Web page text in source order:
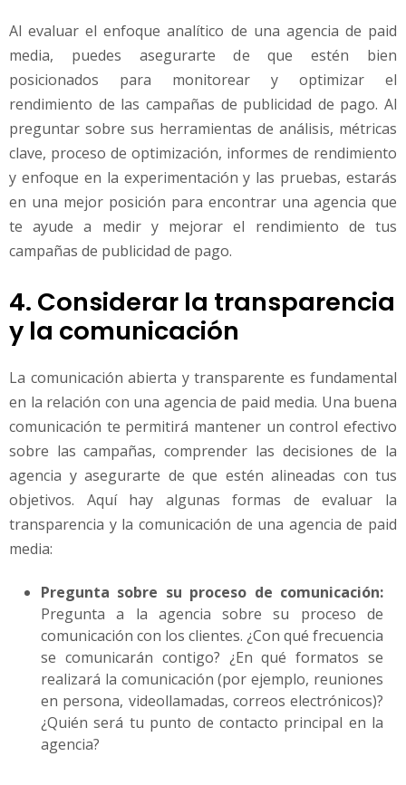
Al evaluar el enfoque analítico de una agencia de paid
media, puedes asegurarte de que estén bien
posicionados para monitorear y optimizar el
rendimiento de las campañas de publicidad de pago. Al
preguntar sobre sus herramientas de análisis, métricas
clave, proceso de optimización, informes de rendimiento
y enfoque en la experimentación y las pruebas, estarás
en una mejor posición para encontrar una agencia que
te ayude a medir y mejorar el rendimiento de tus
campañas de publicidad de pago.
4. Considerar la transparencia
y la comunicación
La comunicación abierta y transparente es fundamental
en la relación con una agencia de paid media. Una buena
comunicación te permitirá mantener un control efectivo
sobre las campañas, comprender las decisiones de la
agencia y asegurarte de que estén alineadas con tus
objetivos. Aquí hay algunas formas de evaluar la
transparencia y la comunicación de una agencia de paid
media:
Pregunta sobre su proceso de comunicación:
Pregunta a la agencia sobre su proceso de
comunicación con los clientes. ¿Con qué frecuencia
se comunicarán contigo? ¿En qué formatos se
realizará la comunicación (por ejemplo, reuniones
en persona, videollamadas, correos electrónicos)?
¿Quién será tu punto de contacto principal en la
agencia?